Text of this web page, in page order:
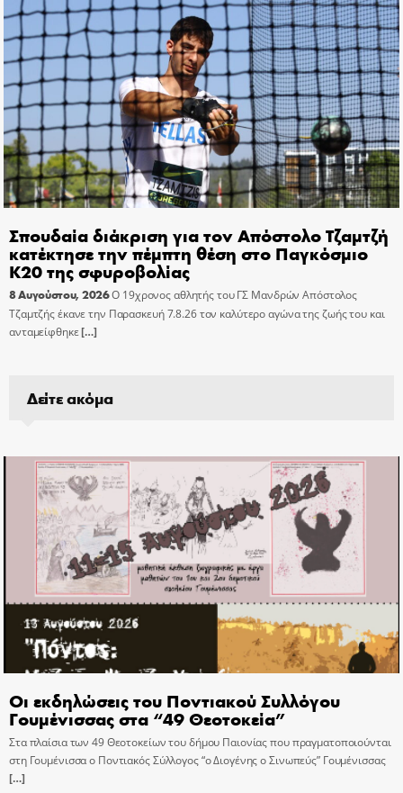
Σπουδαία διάκριση για τον Απόστολο Τζαμτζή
κατέκτησε την πέμπτη θέση στο Παγκόσμιο
Κ20 της σφυροβολίας
8 Αυγούστου, 2026Ο 19χρονος αθλητής του ΓΣ Μανδρών Απόστολος
Τζαμτζής έκανε την Παρασκευή 7.8.26 τον καλύτερο αγώνα της ζωής του και
ανταμείφθηκε[…]
Δείτε ακόμα
Οι εκδηλώσεις του Ποντιακού Συλλόγου
Γουμένισσας στα “49 Θεοτοκεία”
Στα πλαίσια των 49 Θεοτοκείων του δήμου Παιονίας που πραγματοποιούνται
στη Γουμένισσα ο Ποντιακός Σύλλογος “ο Διογένης ο Σινωπεύς” Γουμένισσας
[…]